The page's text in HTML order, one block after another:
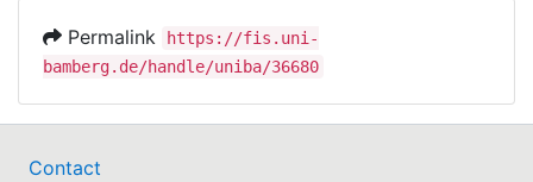
Permalink
https://fis.uni-
bamberg.de/handle/uniba/36680
Contact